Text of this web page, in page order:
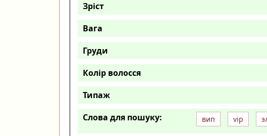
Зріст
Вага
Груди
Колір волосся
Типаж
Слова для пошуку:
вип vip